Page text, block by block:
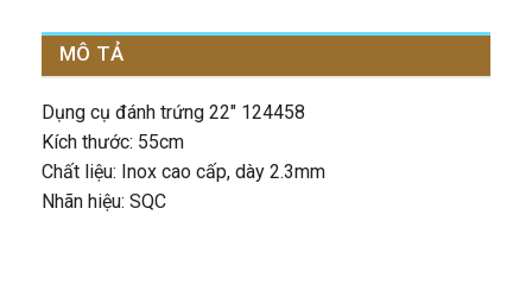
MÔ TẢ
Dụng cụ đánh trứng 22″ 124458
Kích thước: 55cm
Chất liệu: Inox cao cấp, dày 2.3mm
Nhãn hiệu: SQC